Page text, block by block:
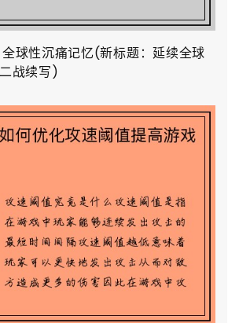
球性沉痛记忆(新标题：延续全球
战续写)